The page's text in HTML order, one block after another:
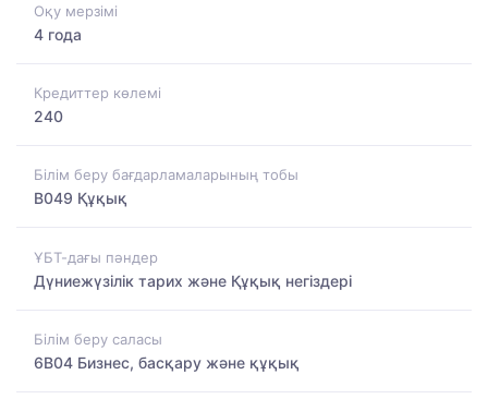
Оқу мерзімі
4 года
Кредиттер көлемі
240
Білім беру бағдарламаларының тобы
B049 Құқық
ҰБТ-дағы пәндер
Дүниежүзілік тарих және Құқық негіздері
Білім беру саласы
6B04 Бизнес, басқару және құқық